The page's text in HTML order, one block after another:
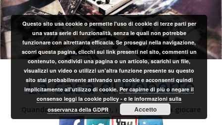
Salta
al
contenuto
La casa di Roberto
Quando il gioco si fa duro, i sardi iniziano a giocare
Questo sito usa cookie o permette l'uso di cookie di terze parti per
una vasta serie di funzionalità, senza le quali non potrebbe
funzionare con altrettanta efficacia. Se prosegui nella navigazione,
scorri questa pagina, clicchi sui link presenti nel sito, commenti un
contenuto, condividi una pagina o un articolo, scarichi un file,
visualizzi un video o utilizzi un'altra funzione presente su questo
sito stai probabilmente attivando un cookie e acconsenti quindi
implicitamente all'utilizzo di cookie.Per capirne di più o negare il
consenso leggi la cookie policy - e le informazioni sulla
osservanza della GDPR
Accetto